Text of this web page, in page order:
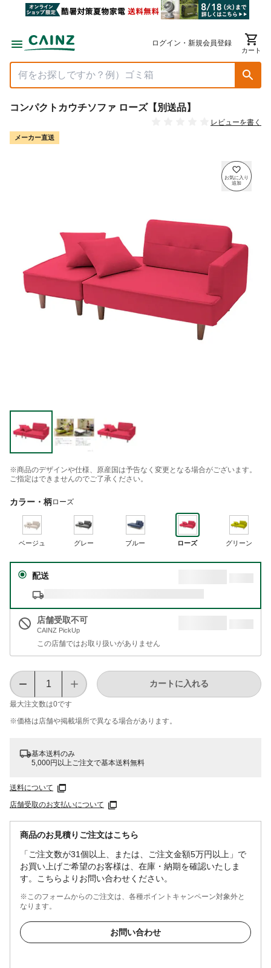
ログイン・新規会員登録
カート
コンパクトカウチソファ ローズ【別送品】
レビューを書く
メーカー直送
※商品のデザインや仕様、原産国は予告なく変更となる場合がございます。
ご指定はできませんのでご了承ください。
カラー・柄ローズ
ベージュ グレー ブルー ローズ グリーン
配送
店舗受取不可
CAINZ PickUp
この店舗ではお取り扱いがありません
最大注文数は0です
カートに入れる
※価格は​店舗や​掲載場所で​異なる​場合が​あります。
基本送料のみ
5,000円以上ご注文で基本送料無料
送料について
店舗受取のお支払いについて
商品のお見積りご注文はこちら
「ご注文数が31個以上、または、ご注文金額5万円以上」で
お買い上げご希望のお客様は、在庫・納期を確認いたしま
す。こちらよりお問い合わせください。
※このフォームからのご注文は、各種ポイントキャンペーン対象外と
なります。
お問い合わせ